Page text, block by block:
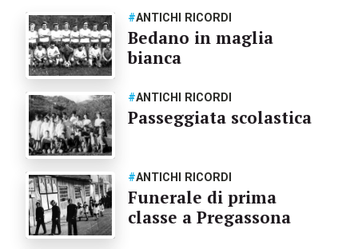
#ANTICHI RICORDI
Bedano in maglia
bianca
#ANTICHI RICORDI
Passeggiata scolastica
#ANTICHI RICORDI
Funerale di prima
classe a Pregassona